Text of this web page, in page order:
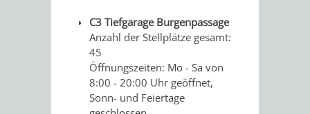
WEGEN
ROLLIFÜR
C3 Tiefgarage Burgenpassage
Anzahl der Stellplätze gesamt:
45
Öffnungszeiten: Mo - Sa von
8:00 - 20:00 Uhr geöffnet,
Sonn- und Feiertage